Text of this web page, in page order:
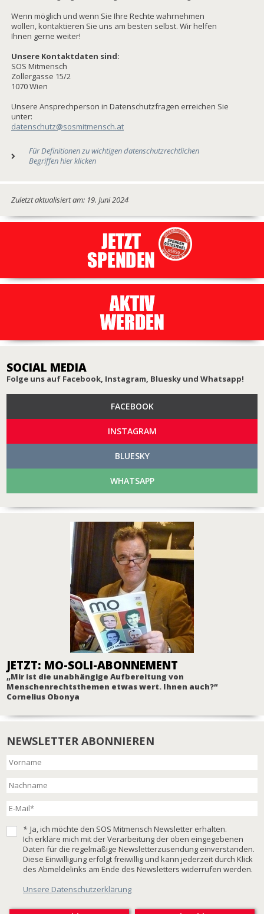
Wenn möglich und wenn Sie Ihre Rechte wahrnehmen
wollen, kontaktieren Sie uns am besten selbst. Wir helfen
Ihnen gerne weiter!
Unsere Kontaktdaten sind:
SOS Mitmensch
Zollergasse 15/2
1070 Wien
Unsere Ansprechperson in Datenschutzfragen erreichen Sie
unter:
datenschutz@sosmitmensch.at
Für Definitionen zu wichtigen datenschutzrechtlichen
Begriffen hier klicken
Zuletzt aktualisiert am: 19. Juni 2024
SOCIAL MEDIA
Folge uns auf Facebook, Instagram, Bluesky und Whatsapp!
FACEBOOK
INSTAGRAM
BLUESKY
WHATSAPP
JETZT: MO-SOLI-ABONNEMENT
„Mir ist die unabhängige Aufbereitung von
Menschenrechtsthemen etwas wert. Ihnen auch?“
Cornelius Obonya
NEWSLETTER ABONNIEREN
* Ja, ich möchte den SOS Mitmensch Newsletter erhalten.
Ich erkläre mich mit der Verarbeitung der oben eingegebenen
Daten für die regelmäßige Newsletterzusendung einverstanden.
Diese Einwilligung erfolgt freiwillig und kann jederzeit durch Klick
des Abmeldelinks am Ende des Newsletters widerrufen werden.
Unsere Datenschutzerklärung